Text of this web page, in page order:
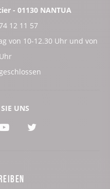
- 01130 NANTUA
12 11 57
von 10-12.30 Uhr und von
UNS
Voir Voir